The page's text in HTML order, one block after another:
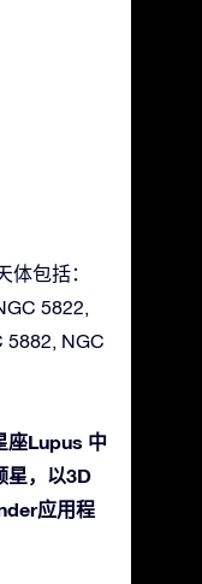
体包括：
5822,
5882, NGC
座Lupus 中
星，以3D
应用程